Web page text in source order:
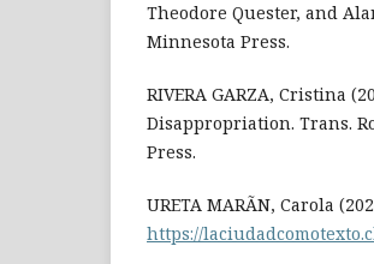
Theodore Quester, and
Minnesota Press.
RIVERA GARZA, Cristina
Disappropriation. Trans.
Press.
URETA MARÃN, Carola
https://